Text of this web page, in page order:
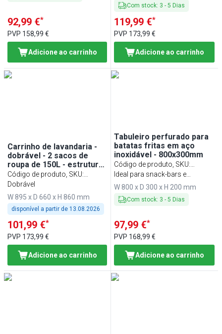
92,99 €*
PVP 158,99 €
Adicione ao carrinho
Com stock: 3 -5 Dias
119,99 €*
PVP 173,99 €
Adicione ao carrinho
Carrinho de lavandaria -
dobrável - 2 sacos de
roupa de 150L - estrutura
em alumínio - Preto
Código de produto, SKU:
WWKGP215
Dobrável
W 895 x D 660 x H 860 mm
disponível a partir de 13.08.2026
101,99 €*
PVP 173,99 €
Adicione ao carrinho
Tabuleiro perfurado para
batatas fritas em aço
inoxidável - 800x300mm
Código de produto, SKU:
PWSI80
Ideal para snack-bars e
restaurantes de fast food
W 800 x D 300 x H 200 mm
Com stock: 3 -5 Dias
97,99 €*
PVP 168,99 €
Adicione ao carrinho